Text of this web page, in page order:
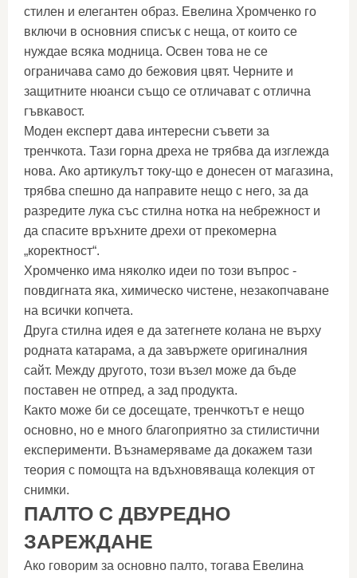
стилен и елегантен образ. Евелина Хромченко го
включи в основния списък с неща, от които се
нуждае всяка модница. Освен това не се
ограничава само до бежовия цвят. Черните и
защитните нюанси също се отличават с отлична
гъвкавост.
Моден експерт дава интересни съвети за
тренчкота. Тази горна дреха не трябва да изглежда
нова. Ако артикулът току-що е донесен от магазина,
трябва спешно да направите нещо с него, за да
разредите лука със стилна нотка на небрежност и
да спасите връхните дрехи от прекомерна
„коректност“.
Хромченко има няколко идеи по този въпрос -
повдигната яка, химическо чистене, незакопчаване
на всички копчета.
Друга стилна идея е да затегнете колана не върху
родната катарама, а да завържете оригиналния
сайт. Между другото, този възел може да бъде
поставен не отпред, а зад продукта.
Както може би се досещате, тренчкотът е нещо
основно, но е много благоприятно за стилистични
експерименти. Възнамеряваме да докажем тази
теория с помощта на вдъхновяваща колекция от
снимки.
ПАЛТО С ДВУРЕДНО
ЗАРЕЖДАНЕ
Ако говорим за основно палто, тогава Евелина